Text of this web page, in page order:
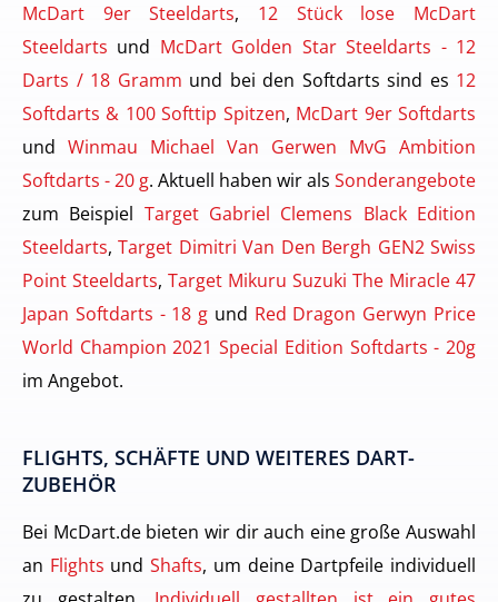
McDart 9er Steeldarts, 12 Stück lose McDart
Steeldarts und McDart Golden Star Steeldarts - 12
Darts / 18 Gramm und bei den Softdarts sind es 12
Softdarts & 100 Softtip Spitzen, McDart 9er Softdarts
und Winmau Michael Van Gerwen MvG Ambition
Softdarts - 20 g. Aktuell haben wir als Sonderangebote
zum Beispiel Target Gabriel Clemens Black Edition
Steeldarts,Target Dimitri Van Den Bergh GEN2 Swiss
Point Steeldarts, Target Mikuru Suzuki The Miracle 47
Japan Softdarts - 18 g und Red Dragon Gerwyn Price
World Champion 2021 Special Edition Softdarts - 20g
im Angebot.
FLIGHTS, SCHÄFTE UND WEITERES DART-
ZUBEHÖR
Bei McDart.de bieten wir dir auch eine große Auswahl
an Flights undShafts, um deine Dartpfeile individuell